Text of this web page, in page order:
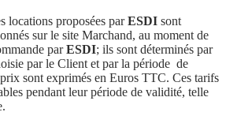
proposées parESDIsont
sur le site Marchand, au moment de
parESDI; ils sont déterminés par
par le Client et par la période de
sont exprimés en Euros TTC. Ces tarifs
pendant leur période de validité, telle